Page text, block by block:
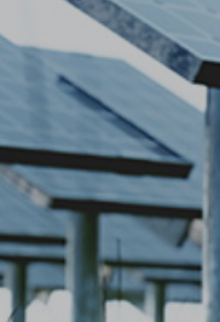
- Whistleblowing